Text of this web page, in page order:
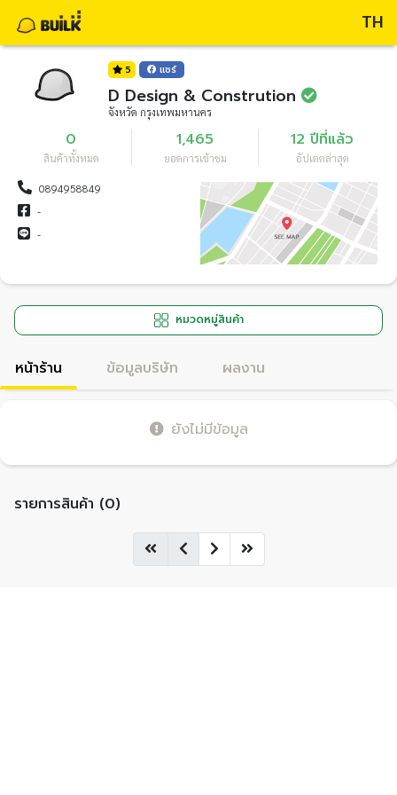
TH
5 แชร์
D Design & Constrution
จังหวัด กรุงเทพมหานคร
0
สินค้าทั้งหมด
1,465
ยอดการเข้าชม
12 ปีที่แล้ว
อัปเดตล่าสุด
0894958849
-
-
หมวดหมู่สินค้า
หน้าร้าน ข้อมูลบริษัท ผลงาน
ยังไม่มีข้อมูล
รายการสินค้า (0)